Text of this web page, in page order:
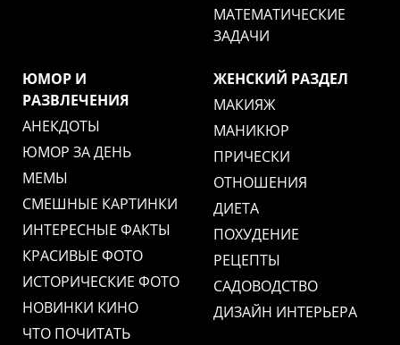
МАТЕМАТИЧЕСКИЕ
ЗАДАЧИ
ЮМОР И
РАЗВЛЕЧЕНИЯ
АНЕКДОТЫ
ЮМОР ЗА ДЕНЬ
МЕМЫ
СМЕШНЫЕ КАРТИНКИ
ИНТЕРЕСНЫЕ ФАКТЫ
КРАСИВЫЕ ФОТО
ИСТОРИЧЕСКИЕ ФОТО
НОВИНКИ КИНО
ЧТО ПОЧИТАТЬ
ЖЕНСКИЙ РАЗДЕЛ
МАКИЯЖ
МАНИКЮР
ПРИЧЕСКИ
ОТНОШЕНИЯ
ДИЕТА
ПОХУДЕНИЕ
РЕЦЕПТЫ
САДОВОДСТВО
ДИЗАЙН ИНТЕРЬЕРА